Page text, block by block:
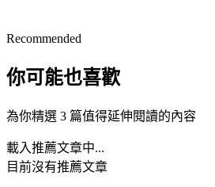
Recommended
你可能也喜歡
為你精選 3 篇值得延伸閱讀的內容
載入推薦文章中...
目前沒有推薦文章